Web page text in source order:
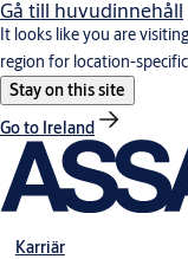
Gå till huvudinnehåll
It looks like you are
region for location-
Stay on this site
Go to Ireland
Karriär